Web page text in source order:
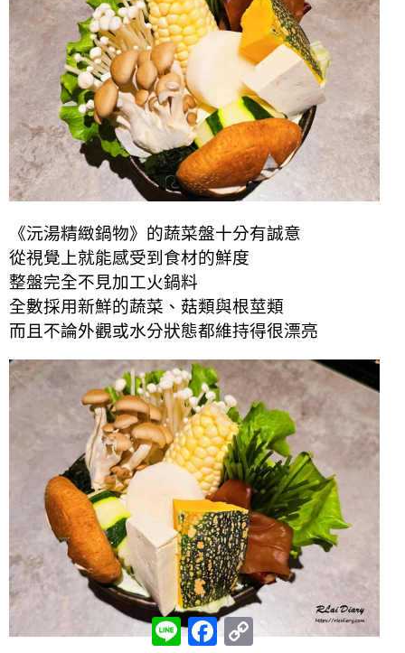
《沅湯精緻鍋物》的蔬菜盤十分有誠意
從視覺上就能感受到食材的鮮度
整盤完全不見加工火鍋料
全數採用新鮮的蔬菜、菇類與根莖類
而且不論外觀或水分狀態都維持得很漂亮
L
i
F
a
C
o